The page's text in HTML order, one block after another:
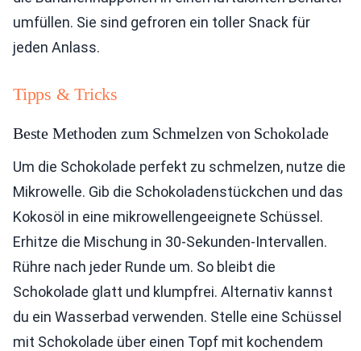
umfüllen. Sie sind gefroren ein toller Snack für
jeden Anlass.
Tipps & Tricks
Beste Methoden zum Schmelzen von Schokolade
Um die Schokolade perfekt zu schmelzen, nutze die
Mikrowelle. Gib die Schokoladenstückchen und das
Kokosöl in eine mikrowellengeeignete Schüssel.
Erhitze die Mischung in 30-Sekunden-Intervallen.
Rühre nach jeder Runde um. So bleibt die
Schokolade glatt und klumpfrei. Alternativ kannst
du ein Wasserbad verwenden. Stelle eine Schüssel
mit Schokolade über einen Topf mit kochendem